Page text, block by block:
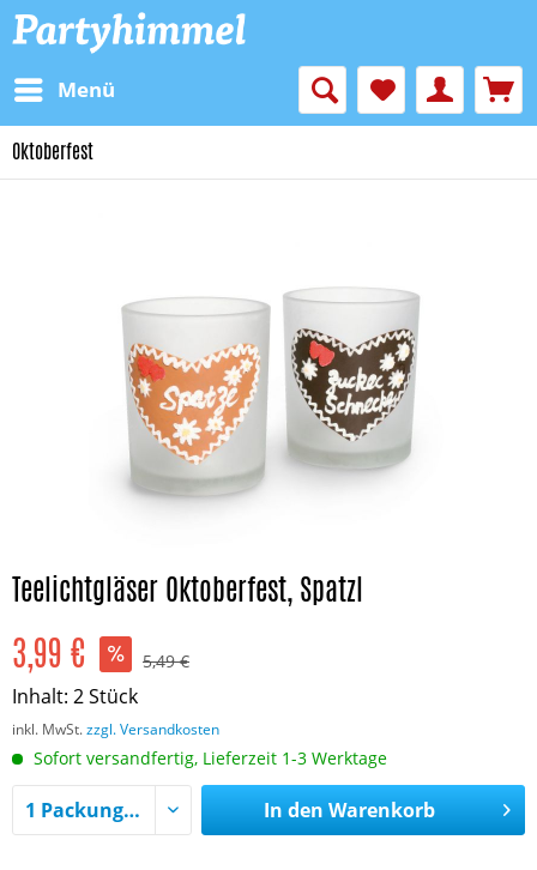
Menü
Oktoberfest
Teelichtgläser Oktoberfest, Spatzl
3,99 € 5,49 €
Inhalt: 2 Stück
inkl. MwSt.zzgl. Versandkosten
Sofort versandfertig, Lieferzeit 1-3 Werktage
In den Warenkorb